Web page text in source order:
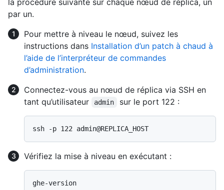
par un.
Pour mettre à niveau le nœud, suivez les
instructions dans Installation d’un patch à chaud à
l’aide de l’interpréteur de commandes
d’administration.
Connectez-vous au nœud de réplica via SSH en
tant qu’utilisateur
admin sur le port 122 :
Vérifiez la mise à niveau en exécutant :